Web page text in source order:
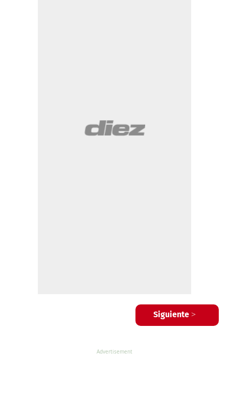
Siguiente >